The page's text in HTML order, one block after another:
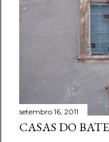
setembro 16, 2011
CASAS DO